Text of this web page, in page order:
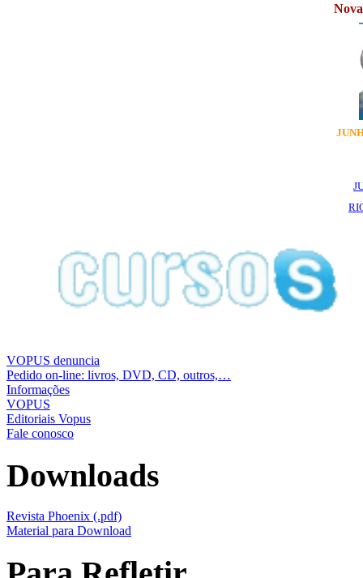
VOPUS denuncia
Pedido on-line: livros, DVD, CD, outros,…
Informações
VOPUS
Editoriais Vopus
Fale conosco
Downloads
Revista Phoenix (.pdf)
Material para Download